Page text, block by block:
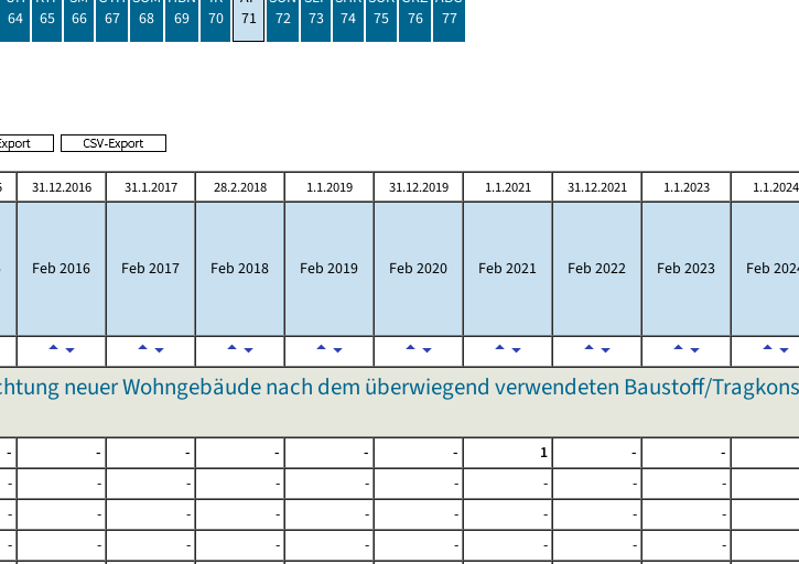
64
65
66
67
68
69
70
71
72
73
74
75
76
77
31.12.2016 31.1.2017 28.2.2018 1.1.2019 31.12.2019 1.1.2021 31.12.2021 1.1.2023 1.1.2024
Feb 2016 Feb 2017 Feb 2018 Feb 2019 Feb 2020 Feb 2021 Feb 2022 Feb 2023 Feb
neuer Wohngebäude nach dem überwiegend verwendeten Baustoff/
- - - - - - 1 -
-
- - - - - - - -
-
- - - - - - - -
-
- - - - - - - -
-